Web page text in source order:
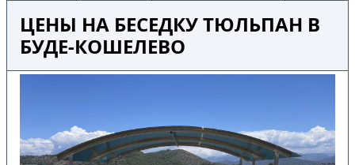
ЦЕНЫ НА БЕСЕДКУ ТЮЛЬПАН В
БУДЕ-КОШЕЛЕВО